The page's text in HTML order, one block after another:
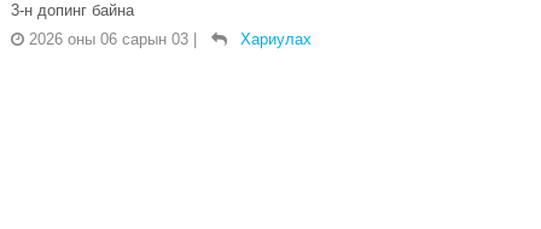
3-н допинг байна
2026 оны 06 сарын 03
Хариулах